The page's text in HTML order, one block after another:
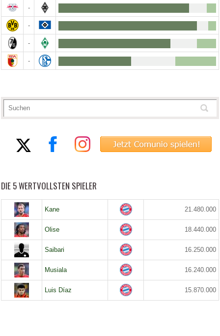
-
-
-
-
DIE 5 WERTVOLLSTEN SPIELER
Kane 21.480.000
Olise 18.440.000
Saibari 16.250.000
Musiala 16.240.000
Luis Díaz 15.870.000